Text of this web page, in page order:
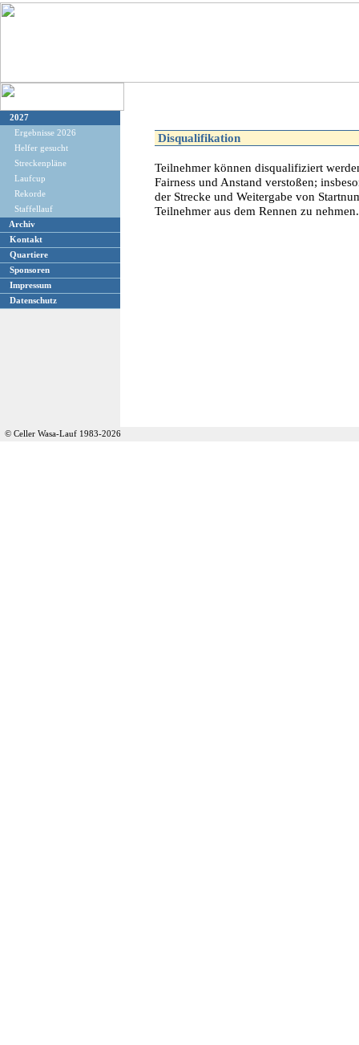
2027
Ergebnisse 2026
Helfer gesucht
Streckenpläne
Laufcup
Rekorde
Staffellauf
Archiv
Kontakt
Quartiere
Sponsoren
Impressum
Datenschutz
Disqualifikation
Teilnehmer können disqualifiziert
Fairness und Anstand verstoßen;
der Strecke und Weitergabe von
Teilnehmer aus dem Rennen zu nehmen.
© Celler Wasa-Lauf 1983-2026